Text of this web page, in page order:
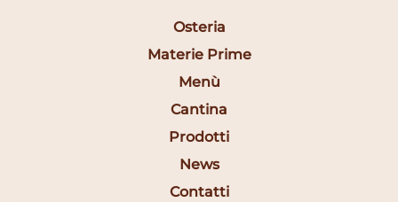
Osteria
Materie Prime
Menù
Cantina
Prodotti
News
Contatti